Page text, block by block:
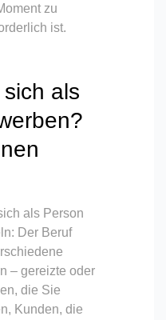
zu
ist.
als
als Person
Der Beruf
– gereizte oder
die Sie
Kunden, die